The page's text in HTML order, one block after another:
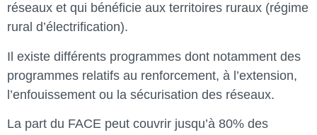
réseaux et qui bénéficie aux territoires ruraux (régime
rural d’électrification).
Il existe différents programmes dont notamment des
programmes relatifs au renforcement, à l’extension,
l’enfouissement ou la sécurisation des réseaux.
La part du FACE peut couvrir jusqu’à 80% des